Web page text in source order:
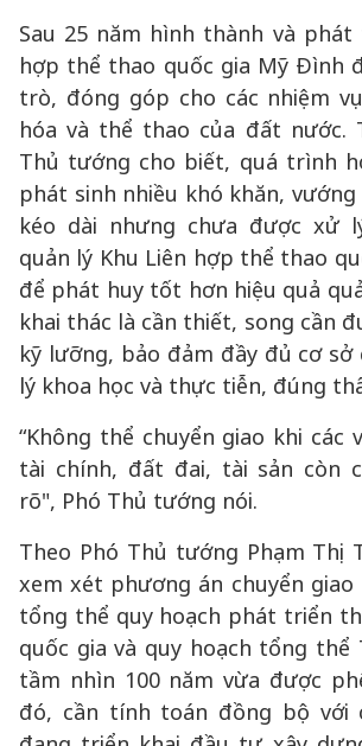
Sau 25 năm hình thành và phát
hợp thể thao quốc gia Mỹ Đình
trò, đóng góp cho các nhiệm
hóa và thể thao của đất nước.
Thủ tướng cho biết, quá trình
phát sinh nhiều khó khăn,
kéo dài nhưng chưa được xử
quản lý Khu Liên hợp thể thao
để phát huy tốt hơn hiệu quả
khai thác là cần thiết, song cần
kỹ lưỡng, bảo đảm đầy đủ cơ
lý khoa học và thực tiễn, đúng
“Không thể chuyển giao khi các
tài chính, đất đai, tài sản còn
rõ", Phó Thủ tướng nói.
Theo Phó Thủ tướng Phạm Thị
xem xét phương án chuyển
tổng thể quy hoạch phát triển
quốc gia và quy hoạch tổng thể
tầm nhìn 100 năm vừa được
đó, cần tính toán đồng bộ với